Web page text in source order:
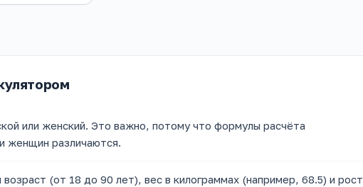
или женский. Это важно, потому что формулы расчёта
женщин различаются.
(от 18 до 90 лет), вес в килограммах (например, 68.5) и рост